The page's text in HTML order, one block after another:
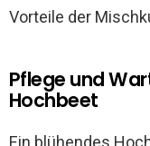
Vorteile der
Pflege und
Hochbeet
Ein blühendes